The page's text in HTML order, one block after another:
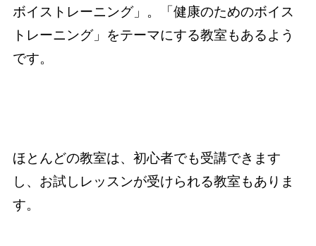
ボイストレーニング」。「健康のためのボイス
トレーニング」をテーマにする教室もあるよう
です。
ほとんどの教室は、初心者でも受講できます
し、お試しレッスンが受けられる教室もありま
す。